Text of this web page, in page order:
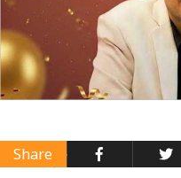
Share